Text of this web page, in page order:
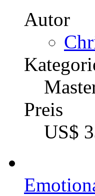
Autor
Preis
US$